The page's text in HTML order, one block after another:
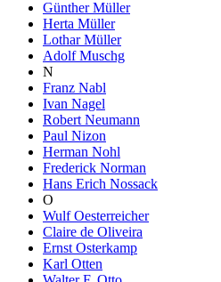
Günther Müller
Herta Müller
Lothar Müller
Adolf Muschg
N
Franz Nabl
Ivan Nagel
Robert Neumann
Paul Nizon
Herman Nohl
Frederick Norman
Hans Erich Nossack
O
Wulf Oesterreicher
Claire de Oliveira
Ernst Osterkamp
Karl Otten